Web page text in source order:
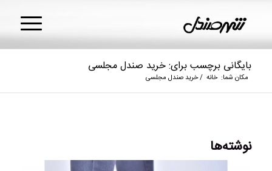
بایگانی برچسب برای: خرید صندل مجلسی
مکان شما: خانه /خرید صندل مجلسی
نوشته‌ها